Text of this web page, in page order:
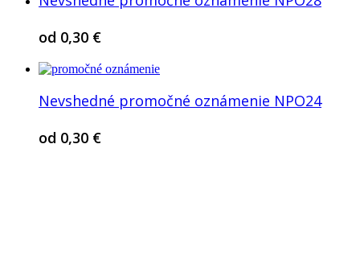
od 0,30 €
Nevshedné promočné oznámenie NPO24
od 0,30 €